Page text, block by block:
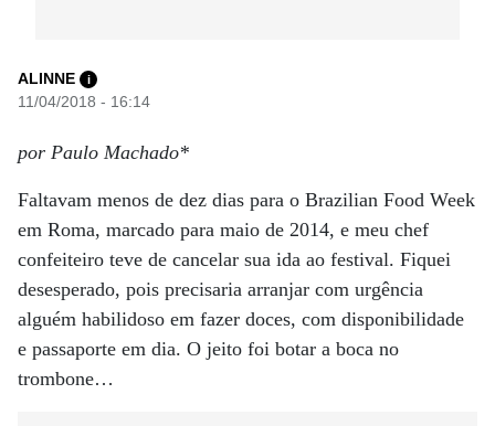
ALINNE i
11/04/2018 - 16:14
por Paulo Machado*
Faltavam menos de dez dias para o Brazilian Food Week
em Roma, marcado para maio de 2014, e meu chef
confeiteiro teve de cancelar sua ida ao festival. Fiquei
desesperado, pois precisaria arranjar com urgência
alguém habilidoso em fazer doces, com disponibilidade
e passaporte em dia. O jeito foi botar a boca no
trombone…